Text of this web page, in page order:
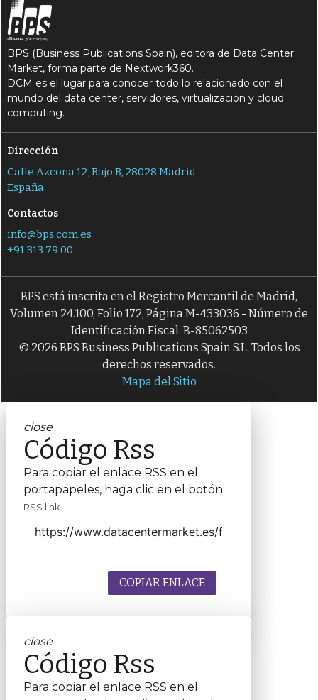
BPS (Business Publications Spain), editora de Data Center
Market, forma parte de Nextwork360.
DCM es el lugar para conocer todo lo relacionado con el
mundo del data center, servidores, virtualización y cloud
computing.
Dirección
Calle Azcona 12, Bajo B, 28028 Madrid
España
Contactos
info@bps.com.es
+91 313 79 00
BPS está inscrita en el Registro Mercantil de Madrid,
Volumen 24.100, Folio 172, Página M-433036 - Número de
Identificación Fiscal: B-85062503
© 2026 BPS Business Publications Spain S.L. Todos los
derechos reservados.
Mapa del Sitio
close
Código Rss
Para copiar el enlace RSS en el
portapapeles, haga clic en el botón.
RSS link
COPIAR ENLACE
close
Código Rss
Para copiar el enlace RSS en el